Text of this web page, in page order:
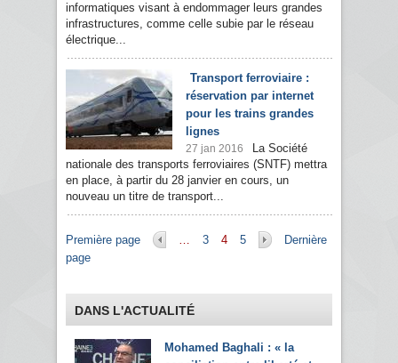
informatiques visant à endommager leurs grandes
infrastructures, comme celle subie par le réseau
électrique...
Transport ferroviaire :
réservation par internet
pour les trains grandes
lignes
27 jan 2016
La Société
nationale des transports ferroviaires (SNTF) mettra
en place, à partir du 28 janvier en cours, un
nouveau un titre de transport...
Pages
Première page … 3 4 5
Dernière
page
DANS L'ACTUALITÉ
Mohamed Baghali : « la